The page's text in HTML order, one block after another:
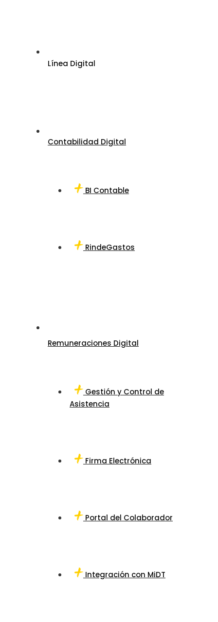
Línea Digital
Contabilidad Digital
BI Contable
RindeGastos
Remuneraciones Digital
Gestión y Control de
Asistencia
Firma Electrónica
Portal del Colaborador
Integración con MiDT